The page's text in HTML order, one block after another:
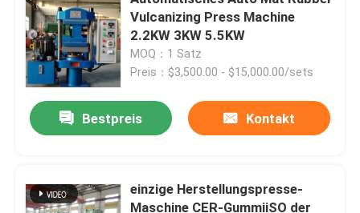
Vulcanizing Press Machine
2.2KW 3KW 5.5KW
MOQ：1 Satz
Preis：$3,500.00 - $15,000.00/sets
Bestpreis Kontakt
einzige Herstellungspresse-
Maschine CER-GummiiSO der